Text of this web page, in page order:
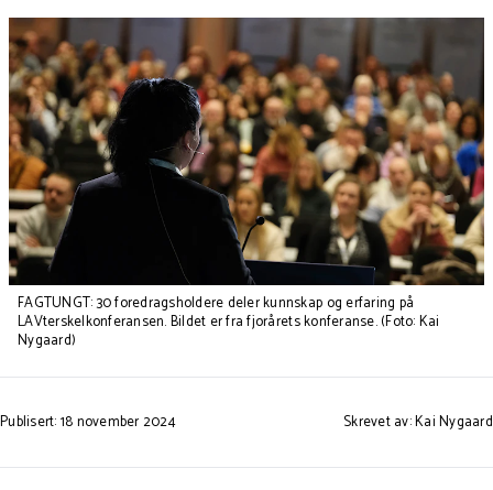
FAGTUNGT: 30 foredragsholdere deler kunnskap og erfaring på
LAVterskelkonferansen. Bildet er fra fjorårets konferanse. (Foto: Kai
Nygaard)
Publisert: 18 november 2024 Skrevet av: Kai Nygaard